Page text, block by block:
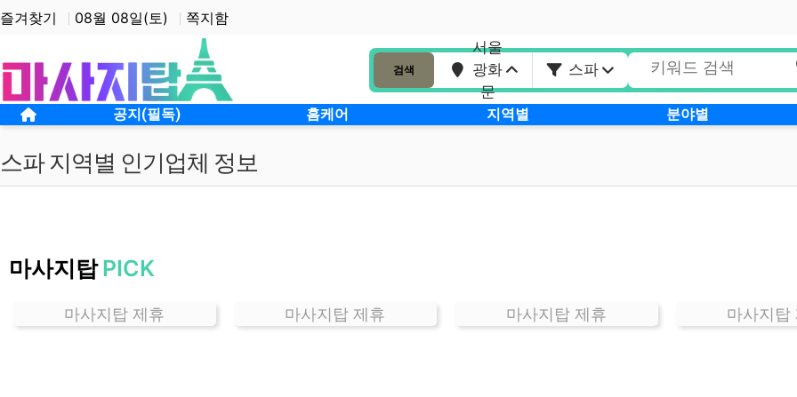
상단 네비
즐겨찾기 08월 08일(토) 쪽지함
검색
서울
광화
문
스파
메인 메뉴 공지(필독) 홈케어 지역별 분야별
홈으로
스파 지역별 인기업체 정보
광마사지탑 PICK
마사지탑 제휴 마사지탑 제휴 마사지탑 제휴 마사지탑